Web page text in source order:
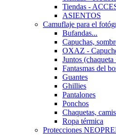
Tiendas -
ASIENTOS
Camuflaje para el
Bufandas...
Capuchas,
OXAZ -
Juntos
Fantasmas del
Guantes
Ghillies
Pantalones
Ponchos
Chaquetas,
Ropa térmica
Protecciones